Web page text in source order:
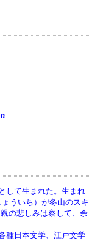
して生まれた。生まれ
ういち）が冬山のスキ
の悲しみは察して、余
種日本文学、江戸文学